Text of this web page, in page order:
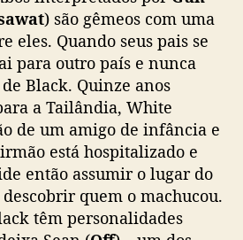
) são gêmeos com uma
eles. Quando seus pais se
para outro país e nunca
Black. Quinze anos
a Tailândia, White
de um amigo de infância e
está hospitalizado e
então assumir o lugar do
quem o machucou.
têm personalidades